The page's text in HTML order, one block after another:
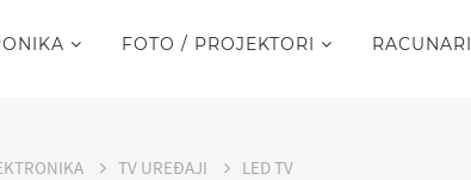
FOTO / PROJEKTORI RACUNARI
TV UREĐAJI LED TV